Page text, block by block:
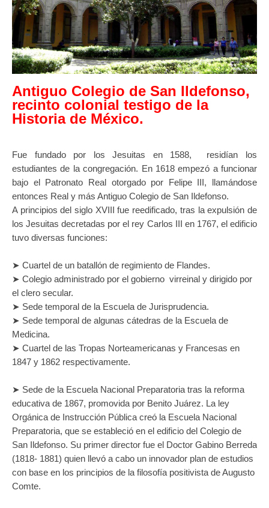
Antiguo Colegio de San Ildefonso,
recinto colonial testigo de la
Historia de México.
Fue fundado por los Jesuitas en 1588, residían los
estudiantes de la congregación. En 1618 empezó a funcionar
bajo el Patronato Real otorgado por Felipe III, llamándose
entonces Real y más Antiguo Colegio de San Ildefonso.
A principios del siglo XVIII fue reedificado, tras la expulsión de
los Jesuitas decretadas por el rey Carlos III en 1767, el edificio
tuvo diversas funciones:
➤ Cuartel de un batallón de regimiento de Flandes.
➤ Colegio administrado por el gobierno virreinal y dirigido por
el clero secular.
➤ Sede temporal de la Escuela de Jurisprudencia.
➤ Sede temporal de algunas cátedras de la Escuela de
Medicina.
➤ Cuartel de las Tropas Norteamericanas y Francesas en
1847 y 1862 respectivamente.
➤ Sede de la Escuela Nacional Preparatoria tras la reforma
educativa de 1867, promovida por Benito Juárez. La ley
Orgánica de Instrucción Pública creó la Escuela Nacional
Preparatoria, que se estableció en el edificio del Colegio de
San Ildefonso. Su primer director fue el Doctor Gabino Berreda
(1818- 1881) quien llevó a cabo un innovador plan de estudios
con base en los principios de la filosofía positivista de Augusto
Comte.